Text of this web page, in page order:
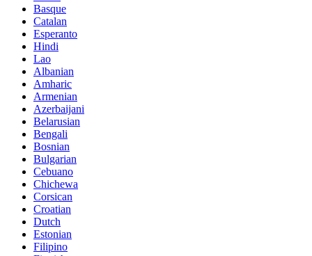
Basque
Catalan
Esperanto
Hindi
Lao
Albanian
Amharic
Armenian
Azerbaijani
Belarusian
Bengali
Bosnian
Bulgarian
Cebuano
Chichewa
Corsican
Croatian
Dutch
Estonian
Filipino